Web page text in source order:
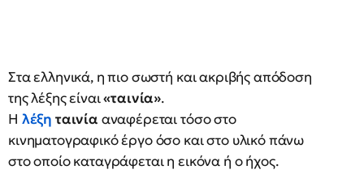
Στα ελληνικά, η πιο σωστή και ακριβής απόδοση
της λέξης είναι«ταινία».
Η λέξη ταινία αναφέρεται τόσο στο
κινηματογραφικό έργο όσο και στο υλικό πάνω
στο οποίο καταγράφεται η εικόνα ή ο ήχος.